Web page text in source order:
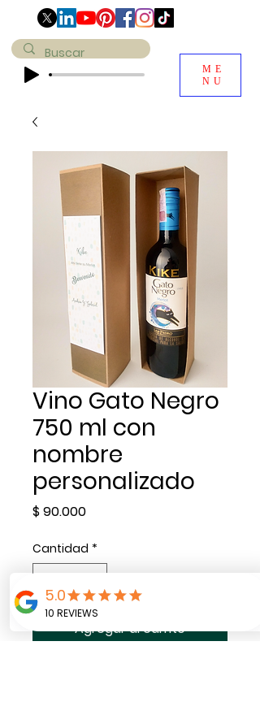
ME
NU
Vino Gato Negro
750 ml con
nombre
personalizado
$ 90.000Precio
Cantidad *
Agregar al carrito